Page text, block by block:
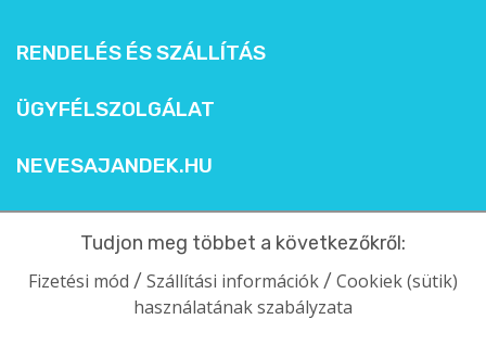
RENDELÉS ÉS SZÁLLÍTÁS
ÜGYFÉLSZOLGÁLAT
NEVESAJANDEK.HU
Tudjon meg többet a következőkről:
Fizetési mód / Szállítási információk / Cookiek (sütik)
használatának szabályzata